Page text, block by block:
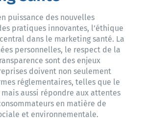
puissance des nouvelles
pratiques innovantes, l’éthique
dans le marketing santé. La
personnelles, le respect de la
sont des enjeux
doivent non seulement
réglementaires, telles que le
mais aussi répondre aux attentes
en matière de
et environnementale.